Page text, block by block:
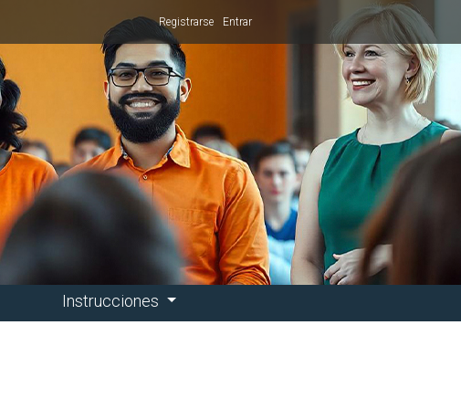
Registrarse Entrar
Instrucciones